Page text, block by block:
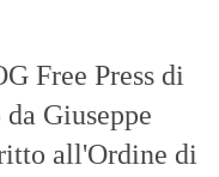
Free Press di
Giuseppe
all'Ordine di